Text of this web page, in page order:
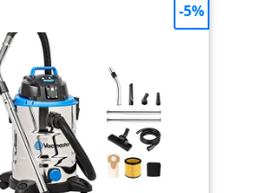
est idéal pour nettoyer la maison, le
ou l'atelier. Il est aussi parfait pour le
de l'intérieur des voitures ou lors de
de rénovation Composants inclus :
multifonction WD 3 S V-17420 de
un filtre cartouche, un sachet filtre ouate,
sol et fentes, le flexible d'aspiration et 2
tubes d'aspiration
-5%